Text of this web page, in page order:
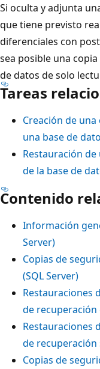
Si oculta y adjunta
que tiene previsto
diferenciales con
sea posible una
de datos de solo
Tareas
Creación de
una base de
Restauración
de la base de
Contenido
Información
Server)
Copias de
(SQL Server)
Restauraciones
de recuperación
Restauraciones
de recuperación
Copias de